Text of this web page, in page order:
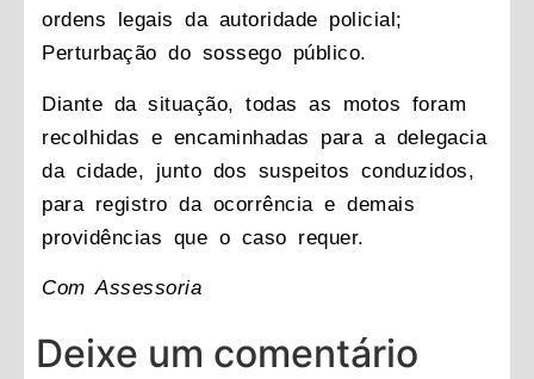
ordens legais da autoridade policial;
Perturbação do sossego público.
Diante da situação, todas as motos foram
recolhidas e encaminhadas para a delegacia
da cidade, junto dos suspeitos conduzidos,
para registro da ocorrência e demais
providências que o caso requer.
Com Assessoria
Deixe um comentário